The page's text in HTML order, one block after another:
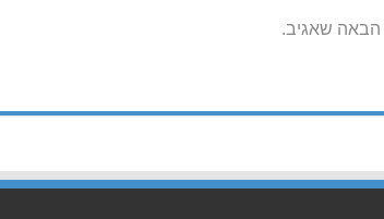
הבאה שאגיב.